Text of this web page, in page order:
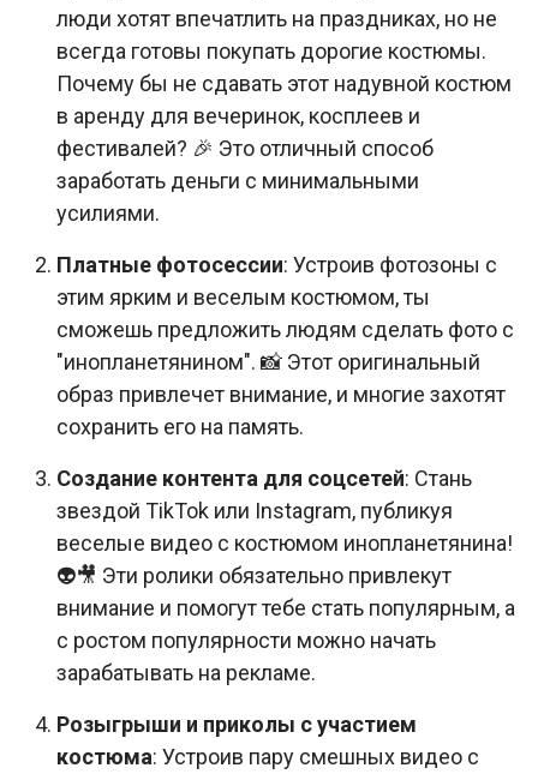
люди хотят впечатлить на праздниках, но не
всегда готовы покупать дорогие костюмы.
Почему бы не сдавать этот надувной костюм
в аренду для вечеринок, косплеев и
фестивалей? 🎉 Это отличный способ
заработать деньги с минимальными
усилиями.
Платные фотосессии: Устроив фотозоны с
этим ярким и веселым костюмом, ты
сможешь предложить людям сделать фото с
"инопланетянином". 📸 Этот оригинальный
образ привлечет внимание, и многие захотят
сохранить его на память.
Создание контента для соцсетей: Стань
звездой TikTok или Instagram, публикуя
веселые видео с костюмом инопланетянина!
👽🎥 Эти ролики обязательно привлекут
внимание и помогут тебе стать популярным, а
с ростом популярности можно начать
зарабатывать на рекламе.
Розыгрыши и приколы с участием
костюма: Устроив пару смешных видео с